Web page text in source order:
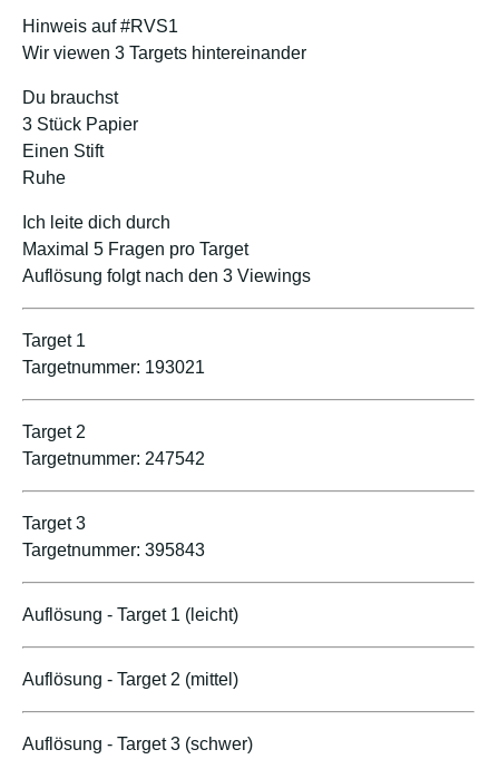
Hinweis auf #RVS1
Wir viewen 3 Targets hintereinander
Du brauchst
3 Stück Papier
Einen Stift
Ruhe
Ich leite dich durch
Maximal 5 Fragen pro Target
Auflösung folgt nach den 3 Viewings
Target 1
Targetnummer: 193021
Target 2
Targetnummer: 247542
Target 3
Targetnummer: 395843
Auflösung - Target 1 (leicht)
Auflösung - Target 2 (mittel)
Auflösung - Target 3 (schwer)